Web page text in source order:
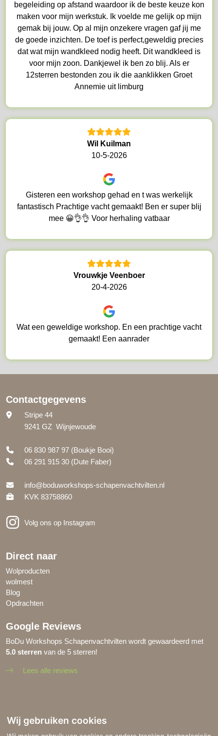
begeleiding op afstand waardoor ik de beste keuze kon
maken voor mijn werkstuk. Ik voelde me gelijk op mijn
gemak bij jouw. Op al mijn onzekere vragen gaf jij me
de goede inzichten. De toef is perfect,geweldig precies
dat wat mijn wandkleed nodig heeft. Dit wandkleed is
voor mijn zoon. Dankjewel ik ben zo blij. Als er
12sterren bestonden zou ik die aanklikken Groet
Annemie uit limburg
Wil Kuilman
10-5-2026
Gisteren een workshop gehad en t was werkelijk
fantastisch Prachtige vacht gemaakt! Ben er super blij
mee 😀👌👌 Voor herhaling vatbaar
Vrouwkje Veenboer
20-4-2026
Wat een geweldige workshop. En een prachtige vacht
gemaakt! Een aanrader
Contactgegevens
Stripe 44
9241 GZ Wijnjewoude
06 830 987 97 (Boukje Booi)
06 291 915 30 (Dute Faber)
info@boduworkshops-schapenvachtvilten.nl
KVK 83758860
Volg ons op Instagram
Direct naar
Wolproducten
wolmest
Blog
Opdrachten
Google Reviews
BoDu Workshops Schapenvachtvilten wordt gewaardeerd met
5.0 sterren van de 5 sterren!
Lees alle reviews
Copyright © 2026 BoDu Workshops Schapenvachtvilten
Made with
byBO. Be Original|Powered by
Privacy statement
Cookie instellingen
Wij gebruiken cookies